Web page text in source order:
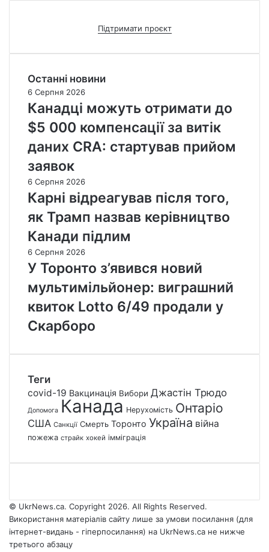
Підтримати проєкт
Останні новини
6 Серпня 2026
Канадці можуть отримати до
$5 000 компенсації за витік
даних CRA: стартував прийом
заявок
6 Серпня 2026
Карні відреагував після того,
як Трамп назвав керівництво
Канади підлим
6 Серпня 2026
У Торонто з’явився новий
мультимільйонер: виграшний
квиток Lotto 6/49 продали у
Скарборо
Теги
covid-19 Вакцинація Вибори Джастін Трюдо
Допомога Канада Нерухомість Онтаріо
США Санкції Смерть Торонто Україна війна
пожежа страйк хокей імміграція
© UkrNews.ca. Copyright 2026. All Rights Reserved.
Використання матеріалів сайту лише за умови посилання (для
інтернет-видань - гіперпосилання) на UkrNews.ca не нижче
третього абзацу